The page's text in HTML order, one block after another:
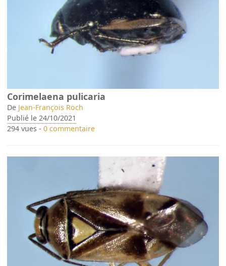
Corimelaena pulicaria
De Jean-François Roch
Publié le 24/10/2021
294 vues -0 commentaire